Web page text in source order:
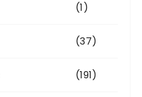
(1)
(37)
(191)